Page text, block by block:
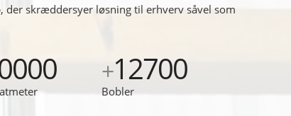
der skræddersyer løsning til erhverv såvel som
+12700
Bobler